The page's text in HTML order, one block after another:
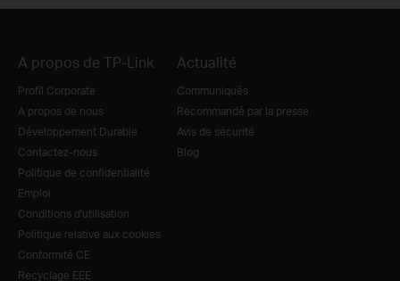
A propos de TP-Link
Profil Corporate
A propos de nous
Développement Durable
Contactez-nous
Politique de confidentialité
Emploi
Conditions d'utilisation
Politique relative aux cookies
Conformité CE
Recyclage EEE
Actualité
Communiqués
Recommandé par la presse
Avis de sécurité
Blog